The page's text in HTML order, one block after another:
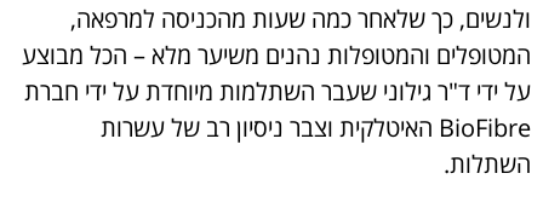
ולנשים, כך שלאחר כמה שעות מהכניסה למרפאה,
המטופלים והמטופלות נהנים משיער מלא – הכל מבוצע
על ידי ד"ר גילוני שעבר השתלמות מיוחדת על ידי חברת
BioFibre האיטלקית וצבר ניסיון רב של עשרות
השתלות.